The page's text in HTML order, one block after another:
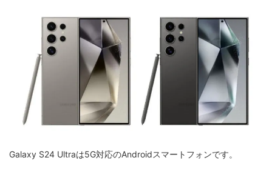
Galaxy S24 Ultraは5G対応のAndroidスマートフォンです。